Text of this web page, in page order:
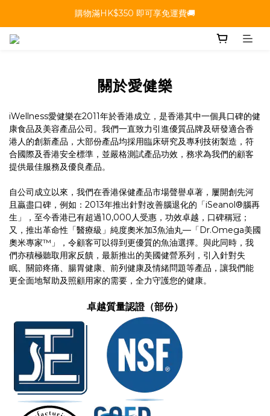
購物滿HK$350 即可享免運費🚚
關於愛健樂
iWellness愛健樂在2011年於香港成立，是香港其中一個具口碑的健
康食品及美容產品公司。我們一直致力引進優質品牌及研發適合香
港人的創新產品，大部份產品均採用臨床研究及專利技術製造，符
合國際及香港安全標準，並嚴格測試產品功效，務求為我們的顧客
提供最佳服務及優良產品。
自公司成立以來，我們在香港保健產品市場聲譽卓著，屢開創先河
且贏盡口碑，例如：2013年推出針對改善腦退化的「iSeanol®腦再
生」，至今香港已有超過10,000人受惠，功效卓越，口碑稱冠；
又，推出革命性「醫療級」純度奧米加3魚油丸—「Dr.Omega美國
奧米專家™」，令顧客可以得到更優質的魚油選擇。與此同時，我
們亦積極聽取用家反饋，最新推出的美國健營系列，引入針對失
眠、關節疼痛、腸胃健康、前列健康及情緒問題等產品，讓我們能
更全面地幫助及照顧用家的需要，全力守護您的健康。
卓越質量認證（部份）